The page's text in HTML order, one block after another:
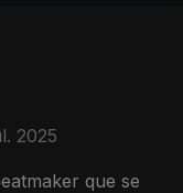
2025
que se